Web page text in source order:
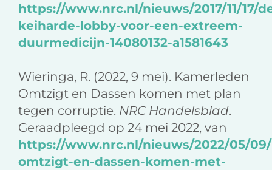
https://www.nrc.nl/nieuws/2017/11/17/
keiharde-lobby-voor-een-extreem-
duurmedicijn-14080132-a1581643
Wieringa, R. (2022, 9 mei). Kamerleden
Omtzigt en Dassen komen met plan
tegen corruptie. NRC Handelsblad.
Geraadpleegd op 24 mei 2022, van
https://www.nrc.nl/nieuws/2022/05/
omtzigt-en-dassen-komen-met-